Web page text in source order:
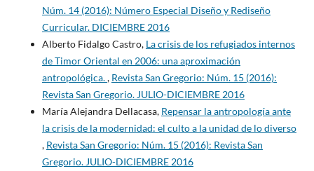
Núm. 14 (2016): Número Especial Diseño y Rediseño
Curricular. DICIEMBRE 2016
Alberto Fidalgo Castro, La crisis de los refugiados internos
de Timor Oriental en 2006: una aproximación
antropológica., Revista San Gregorio: Núm. 15 (2016):
Revista San Gregorio. JULIO-DICIEMBRE 2016
María Alejandra Dellacasa, Repensar la antropología ante
la crisis de la modernidad: el culto a la unidad de lo diverso
, Revista San Gregorio: Núm. 15 (2016): Revista San
Gregorio. JULIO-DICIEMBRE 2016